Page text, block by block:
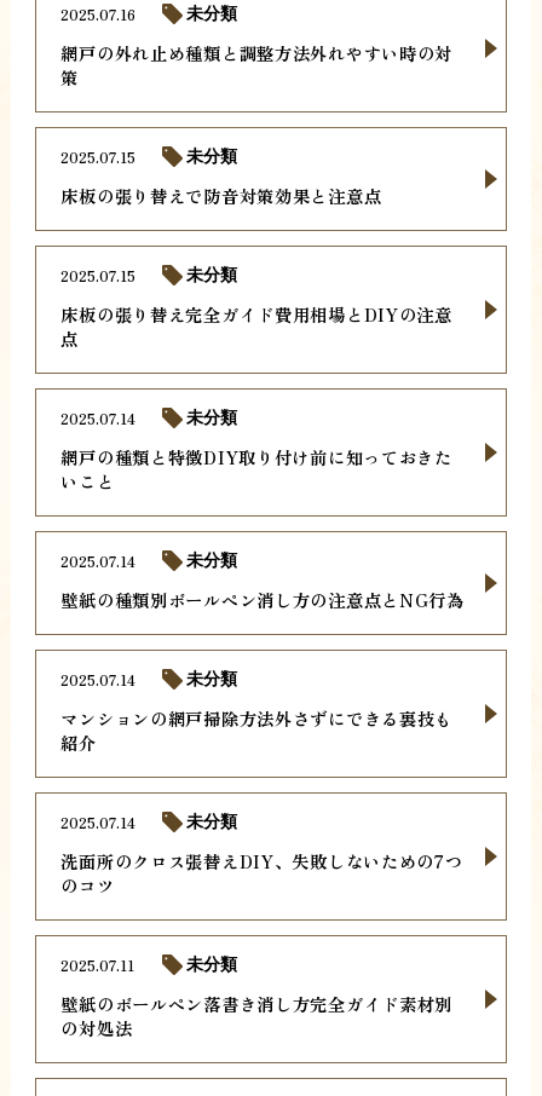
網戸の外れ止め種類と調整方法外れやすい時の対
策
2025.07.16 未分類
床板の張り替えで防音対策効果と注意点
2025.07.15 未分類
床板の張り替え完全ガイド費用相場とDIYの注意
点
2025.07.15 未分類
網戸の種類と特徴DIY取り付け前に知っておきた
いこと
2025.07.14 未分類
壁紙の種類別ボールペン消し方の注意点とNG行為
2025.07.14 未分類
マンションの網戸掃除方法外さずにできる裏技も
紹介
2025.07.14 未分類
洗面所のクロス張替えDIY、失敗しないための7つ
のコツ
2025.07.14 未分類
壁紙のボールペン落書き消し方完全ガイド素材別
の対処法
2025.07.11 未分類